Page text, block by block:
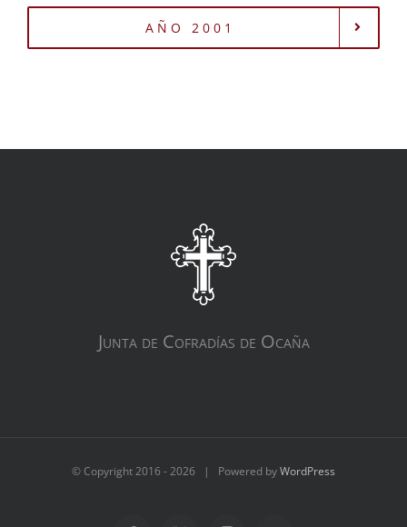
AÑO 2001
Junta de Cofradías de Ocaña
© Copyright 2016 -2026 | Powered byWordPress